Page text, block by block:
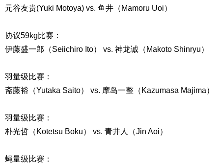
元谷友贵(Yuki Motoya) vs. 鱼井（Mamoru Uoi）
协议59kg比赛：
伊藤盛一郎（Seiichiro Ito） vs. 神龙诚（Makoto Shinryu）
羽量级比赛：
斋藤裕（Yutaka Saito） vs. 摩岛一整（Kazumasa Majima）
羽量级比赛：
朴光哲（Kotetsu Boku） vs. 青井人（Jin Aoi）
蝇量级比赛：